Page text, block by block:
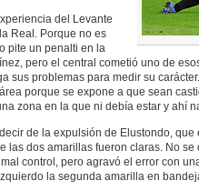
del Levante
Real. Porque no es
pite un penalti en la
pero el central cometió uno de
sus problemas para medir su
porque se expone a que sean
zona en la que ni debía estar y ahí
de la expulsión de Elustondo, que
las dos amarillas fueron claras. No se
control, pero agravó el error con
la segunda amarilla en